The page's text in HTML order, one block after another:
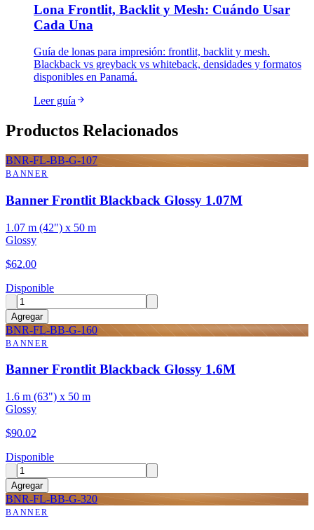
Lona Frontlit, Backlit y Mesh: Cuándo Usar
Cada Una
Guía de lonas para impresión: frontlit, backlit y mesh.
Blackback vs greyback vs whiteback, densidades y formatos
disponibles en Panamá.
Leer guía
Productos Relacionados
BNR-FL-BB-G-107
BANNER
Banner Frontlit Blackback Glossy 1.07M
1.07 m (42") x 50 m
Glossy
$62.00
Disponible
Agregar
BNR-FL-BB-G-160
BANNER
Banner Frontlit Blackback Glossy 1.6M
1.6 m (63") x 50 m
Glossy
$90.02
Disponible
Agregar
BNR-FL-BB-G-320
BANNER